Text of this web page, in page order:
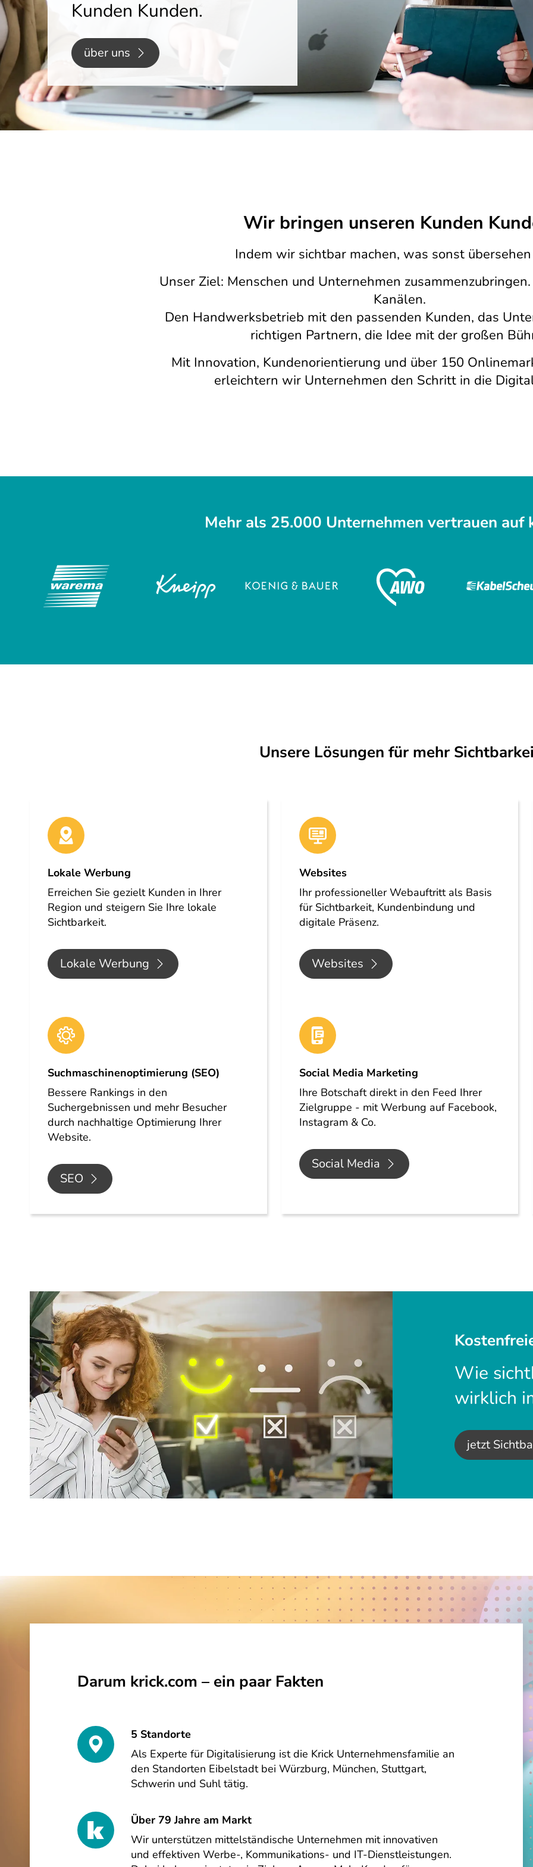
Wir bringen unseren Kunden
Indem wir sichtbar machen, was sonst
Unser Ziel: Menschen und Unternehmen
Kanälen.
Den Handwerksbetrieb mit den passenden Kunden, das
richtigen Partnern, die Idee mit der großen
Mit Innovation, Kundenorientierung und über 150
erleichtern wir Unternehmen den Schritt in die
Mehr als 25.000 Unternehmen vertrauen auf
Unsere Lösungen für mehr
Lokale Werbung
Erreichen Sie gezielt Kunden in Ihrer
Region und steigern Sie Ihre lokale
Sichtbarkeit.
Lokale Werbung
Websites
Ihr professioneller Webauftritt als Basis
für Sichtbarkeit, Kundenbindung und
digitale Präsenz.
Websites
Suchmaschinenoptimierung (SEO)
Bessere Rankings in den
Suchergebnissen und mehr Besucher
durch nachhaltige Optimierung Ihrer
Website.
SEO
Social Media Marketing
Ihre Botschaft direkt in den Feed Ihrer
Zielgruppe - mit Werbung auf Facebook,
Instagram & Co.
Social Media
Wie
wirklich
jetzt
Darum krick.com – ein paar Fakten
5 Standorte
Als Experte für Digitalisierung ist die Krick Unternehmensfamilie an
den Standorten Eibelstadt bei Würzburg, München, Stuttgart,
Schwerin und Suhl tätig.
Über 79 Jahre am Markt
Wir unterstützen mittelständische Unternehmen mit innovativen
und effektiven Werbe-, Kommunikations- und IT-Dienstleistungen.